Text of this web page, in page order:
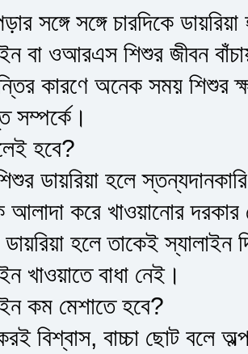
সঙ্গে সঙ্গে চারদিকে
বা ওআরএস শিশুর জীবন
কারণে অনেক সময়
সম্পর্কে।
হবে?
ডায়রিয়া হলে
আলাদা করে খাওয়ানোর
ডায়রিয়া হলে তাকেই
খাওয়াতে বাধা নেই।
কম মেশাতে হবে?
বিশ্বাস, বাচ্চা ছোট বলে